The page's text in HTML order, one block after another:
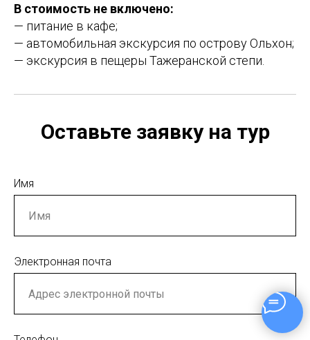
В стоимость не включено:
— питание в кафе;
— автомобильная экскурсия по острову Ольхон;
— экскурсия в пещеры Тажеранской степи.
Оставьте заявку на тур
Имя
Электронная почта